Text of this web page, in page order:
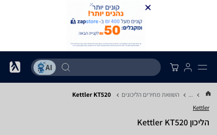
... השוואת מחירים הליכונים Kettler KT520
Kettler
הליכון Kettler KT520